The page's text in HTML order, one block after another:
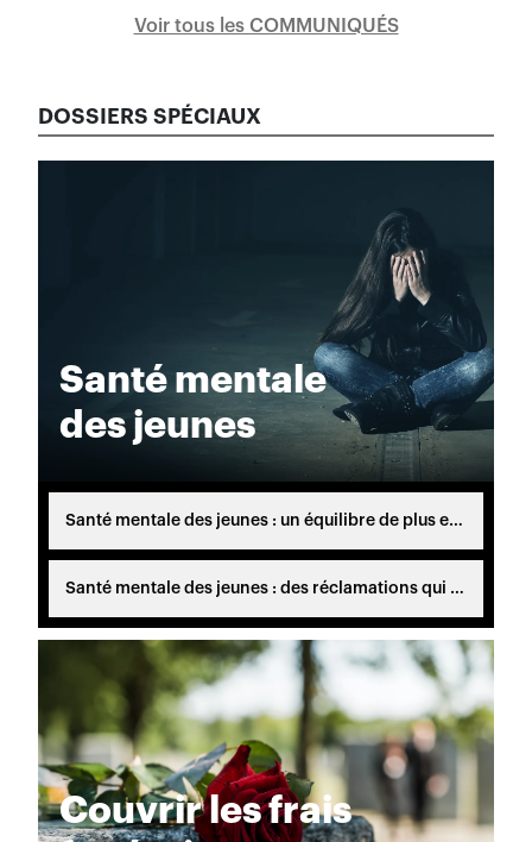
trousse d’urgence
Voir tous les COMMUNIQUÉS
DOSSIERS SPÉCIAUX
Santé mentale
des jeunes
Santé mentale des jeunes : un équilibre de plus en plus fragile
Santé mentale des jeunes : des réclamations qui évoluent
Couvrir les frais